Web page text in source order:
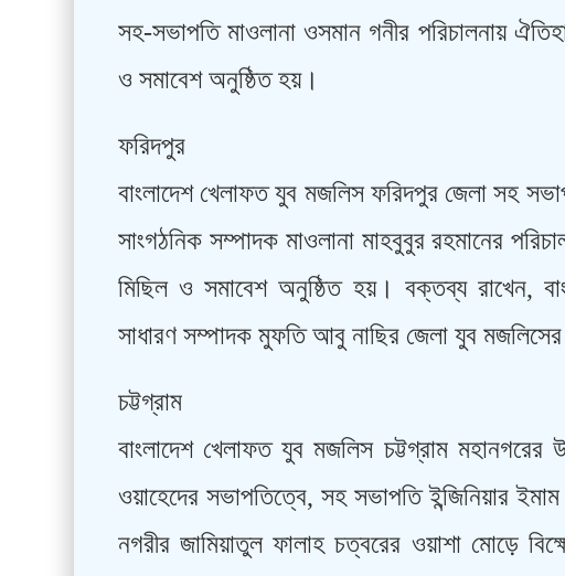
সহ-সভাপতি মাওলানা ওসমান গনীর পরিচালনায়
ও সমাবেশ অনুষ্ঠিত হয়।
ফরিদপুর
বাংলাদেশ খেলাফত যুব মজলিস ফরিদপুর জেলা সহ
সাংগঠনিক সম্পাদক মাওলানা মাহবুবুর রহমানের
মিছিল ও সমাবেশ অনুষ্ঠিত হয়। বক্তব্য রাখেন,
সাধারণ সম্পাদক মুফতি আবু নাছির জেলা যুব
চট্টগ্রাম
বাংলাদেশ খেলাফত যুব মজলিস চট্টগ্রাম মহানগরের
ওয়াহেদের সভাপতিত্বে, সহ সভাপতি ইন্জিনিয়ার
নগরীর জামিয়াতুল ফালাহ চত্বরের ওয়াশা মোড়ে